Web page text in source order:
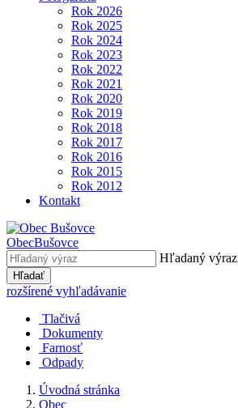
Rok 2026
Rok 2025
Rok 2024
Rok 2023
Rok 2022
Rok 2021
Rok 2020
Rok 2019
Rok 2018
Rok 2017
Rok 2016
Rok 2015
Rok 2012
Kontakt
ObecBušovce
Hľadaný výraz
Hľadať
rozšírené vyhľadávanie
Tlačivá
Dokumenty
Farnosť
Odpady
Úvodná stránka
Obec